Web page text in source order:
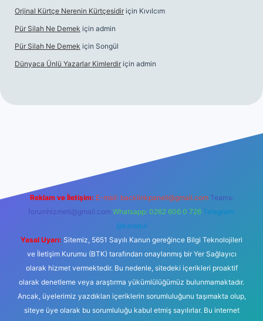
Orjinal Kürtçe Nerenin Kürtçesidir için Kıvılcım
Pür Silah Ne Demek için admin
Pür Silah Ne Demek için Songül
Dünyaca Ünlü Yazarlar Kimlerdir için admin
Reklam ve İletişim: E-mail: backlinkpaneli@gmail.com Teams:
forumhizmeti@gmail.com Whatsapp: 0262 606 0 726 Telegram:
@karabul
Yasal Uyarı: Sitemiz, 5651 Sayılı Kanun gereğince Bilgi Teknolojileri
ve İletişim Kurumu (BTK) tarafından onaylanmış bir Yer Sağlayıcı
olarak hizmet vermektedir. Bu nedenle, sitedeki içerikleri proaktif
olarak denetleme veya araştırma yükümlülüğümüz bulunmamaktadır.
Ancak, üyelerimiz yazdıkları içeriklerin sorumluluğunu taşımakta olup,
siteye üye olarak bu sorumluluğu kabul etmiş sayılırlar. Bu internet